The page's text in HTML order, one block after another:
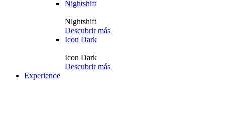
Nightshift
Nightshift
Descubrir más
Icon Dark
Icon Dark
Descubrir más
Experience